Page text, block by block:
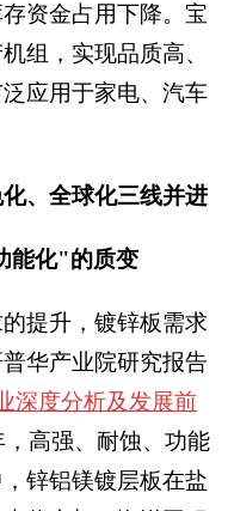
资金占用下降。宝
组，实现品质高、
应用于家电、汽车
、全球化三线并进
能化"的质变
提升，镀锌板需求
华产业院研究报告
深度分析及发展前
高强、耐蚀、功能
锌铝镁镀层板在盐